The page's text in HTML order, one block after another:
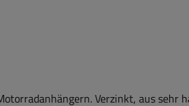
Verzinkt, aus sehr